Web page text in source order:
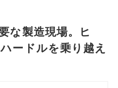
な製造現場。ヒ
ードルを乗り越え